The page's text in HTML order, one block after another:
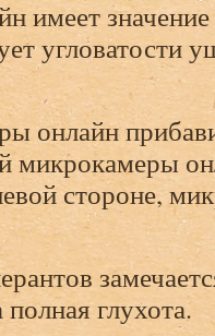
имеет значение
угловатости
онлайн
микрокамеры
стороне,
глухота.